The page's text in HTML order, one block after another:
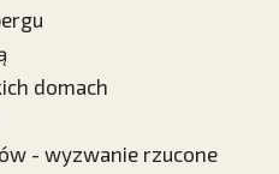
domach
- wyzwanie rzucone